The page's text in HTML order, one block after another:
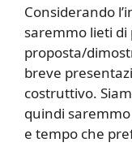
Considerando
saremmo lieti
proposta/
breve
costruttivo.
quindi
e tempo che